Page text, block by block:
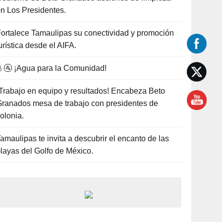
Los Presidentes.
Tamaulipas su conectividad y promoción
desde el AIFA.
¡Agua para la Comunidad!
en equipo y resultados! Encabeza Beto
mesa de trabajo con presidentes de
te invita a descubrir el encanto de las
del Golfo de México.